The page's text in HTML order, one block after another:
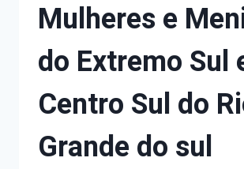
Mulheres e
do Extremo Sul
Centro Sul do
Grande do sul